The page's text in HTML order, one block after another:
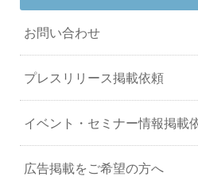
お問い合わせ
プレスリリース掲載依頼
イベント・セミナー情報掲載
広告掲載をご希望の方へ